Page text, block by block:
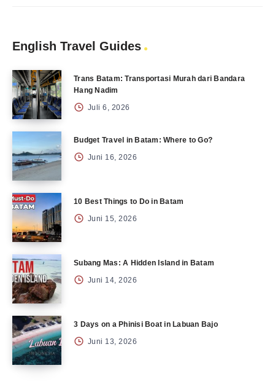
English Travel Guides
Trans Batam: Transportasi Murah dari Bandara
Hang Nadim
Juli 6, 2026
Budget Travel in Batam: Where to Go?
Juni 16, 2026
10 Best Things to Do in Batam
Juni 15, 2026
Subang Mas: A Hidden Island in Batam
Juni 14, 2026
3 Days on a Phinisi Boat in Labuan Bajo
Juni 13, 2026